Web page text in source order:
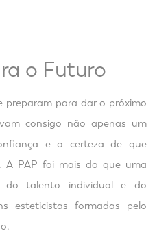
o Futuro
preparam para dar o próximo
consigo não apenas um
e a certeza de que
A PAP foi mais do que uma
do talento individual e do
esteticistas formadas pelo